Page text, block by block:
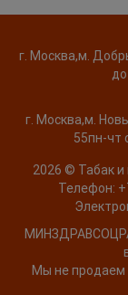
г. Москва,м.
г. Москва,м.
55пн-чт
2026 © Табак
Телефон:
Мы не продаем